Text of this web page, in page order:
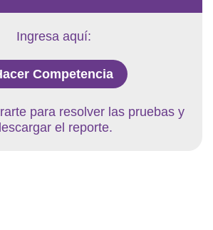
Ingresa aquí:
Competencia
para resolver las pruebas y
el reporte.